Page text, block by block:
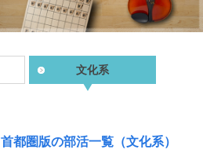
文化系
首都圏版の部活一覧（文化系）